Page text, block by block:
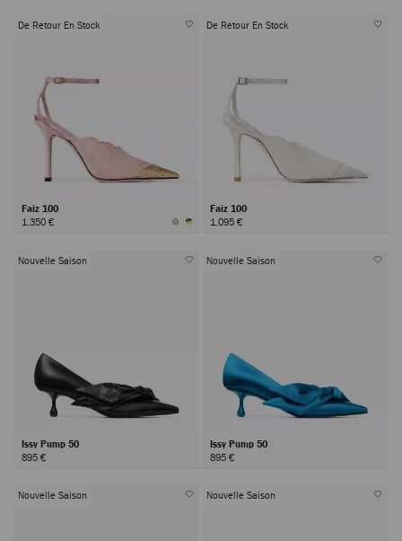
De Retour En Stock
Faiz 100
1.350 €
De Retour En Stock
Faiz 100
1.095 €
Nouvelle Saison
Issy Pump 50
895 €
Nouvelle Saison
Issy Pump 50
895 €
Nouvelle Saison Nouvelle Saison